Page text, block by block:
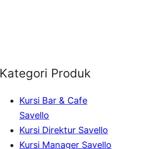
Kategori Produk
Kursi Bar & Cafe
Savello
Kursi Direktur Savello
Kursi Manager Savello